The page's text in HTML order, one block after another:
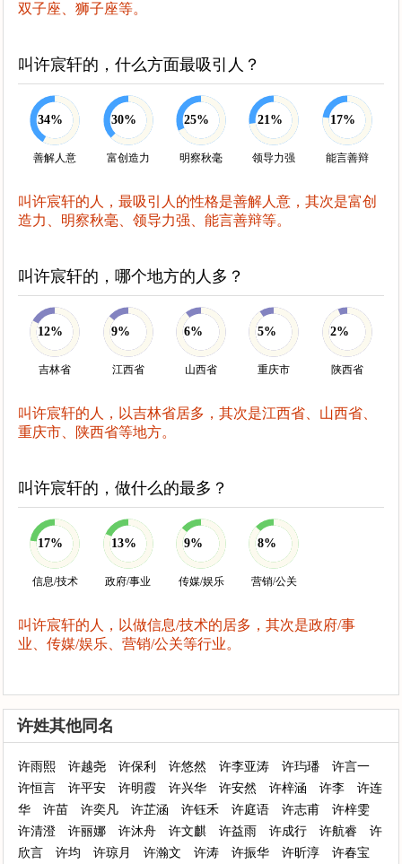
双子座、狮子座等。
叫许宸轩的，什么方面最吸引人？
34%
善解人意
30%
富创造力
25%
明察秋毫
21%
领导力强
17%
能言善辩
叫许宸轩的人，最吸引人的性格是善解人意，其次是富创
造力、明察秋毫、领导力强、能言善辩等。
叫许宸轩的，哪个地方的人多？
12%
吉林省
9%
江西省
6%
山西省
5%
重庆市
2%
陕西省
叫许宸轩的人，以吉林省居多，其次是江西省、山西省、
重庆市、陕西省等地方。
叫许宸轩的，做什么的最多？
17%
信息/技术
13%
政府/事业
9%
传媒/娱乐
8%
营销/公关
叫许宸轩的人，以做信息/技术的居多，其次是政府/事
业、传媒/娱乐、营销/公关等行业。
许姓其他同名
许雨熙 许越尧 许保利 许悠然 许李亚涛 许玙璠
许言一
许恒言
许平安 许明霞 许兴华 许安然 许梓涵 许李
许连
华
许苗 许奕凡 许芷涵 许钰禾 许庭语 许志甫
许梓雯
许清澄
许丽娜 许沐舟 许文麒 许益雨 许成行 许航睿
许
欣言
许均 许琼月 许瀚文 许涛 许振华 许昕淳 许春宝